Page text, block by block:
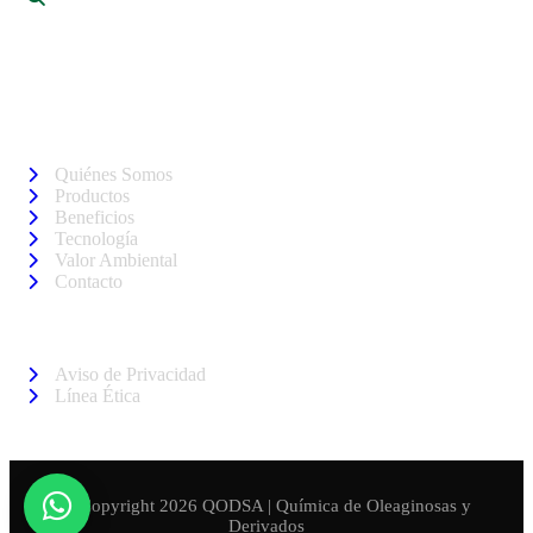
Quiénes Somos
Productos
Beneficios
Tecnología
Valor Ambiental
Contacto
Aviso de Privacidad
Línea Ética
© Copyright 2026 QODSA | Química de Oleaginosas y
Derivados